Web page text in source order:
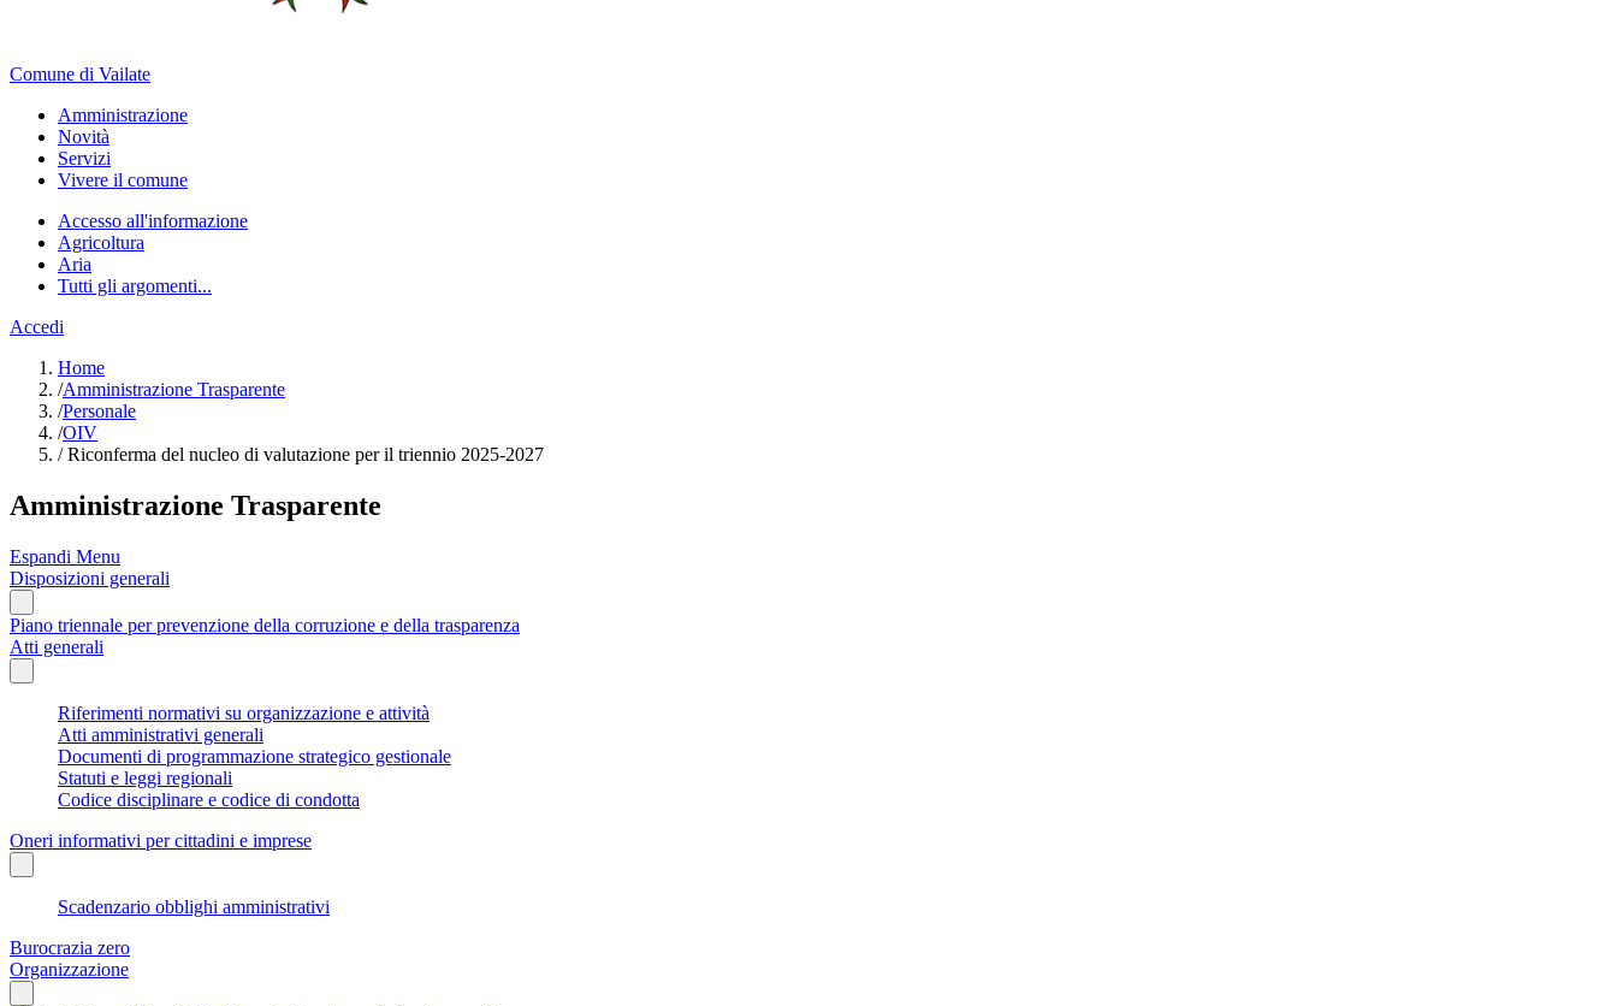
Comune di Vailate
Amministrazione
Novità
Servizi
Vivere il comune
Accesso all'informazione
Agricoltura
Aria
Tutti gli argomenti...
Accedi
Home
/Amministrazione Trasparente
/Personale
/OIV
/Riconferma del nucleo di valutazione per il triennio 2025-2027
Amministrazione Trasparente
Espandi Menu
Disposizioni generali
Piano triennale per prevenzione della corruzione e della trasparenza
Atti generali
Riferimenti normativi su organizzazione e attività
Atti amministrativi generali
Documenti di programmazione strategico gestionale
Statuti e leggi regionali
Codice disciplinare e codice di condotta
Oneri informativi per cittadini e imprese
Scadenzario obblighi amministrativi
Burocrazia zero
Organizzazione